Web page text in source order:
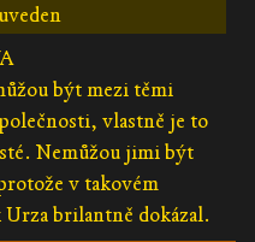
být mezi těmi
vlastně je to
Nemůžou jimi být
v takovém
brilantně dokázal.